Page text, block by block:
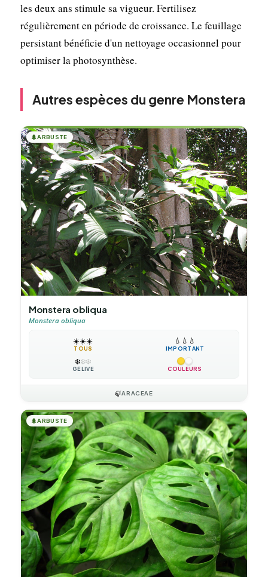
les deux ans stimule sa vigueur. Fertilisez
régulièrement en période de croissance. Le feuillage
persistant bénéficie d'un nettoyage occasionnel pour
optimiser la photosynthèse.
Autres espèces du genre Monstera
🌲ARBUSTE
Monstera obliqua
Monstera obliqua
☀️☀️☀️
TOUS
💧 💧 💧
IMPORTANT
❄️❄️❄️
GÉLIVE COULEURS
🍃ARACEAE
🌲ARBUSTE